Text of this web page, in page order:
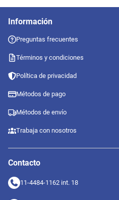
Información
Preguntas frecuentes
Términos y condiciones
Política de privacidad
Métodos de pago
Métodos de envío
Trabaja con nosotros
Contacto
11-4484-1162 int. 18